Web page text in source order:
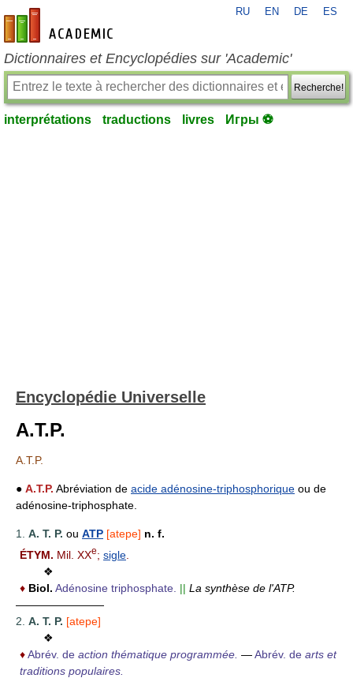
fr-academic.com
RU EN DE ES
Dictionnaires et Encyclopédies sur 'Academic'
Recherche!
interprétations traductions livres Игры ⚽
Encyclopédie Universelle
A.T.P.
A.T.P.
● A.T.P. Abréviation de acide adénosine-triphosphorique ou de
adénosine-triphosphate.
1. A. T. P. ou ATP [atepe] n. f.
ÉTYM. Mil. XXe; sigle
❖
♦ Biol. Adénosine triphosphate. || La synthèse de l'ATP.
————————
2. A. T. P. [atepe]
❖
♦Abrév. de action thématique programmée. —Abrév. de arts et
traditions populaires.